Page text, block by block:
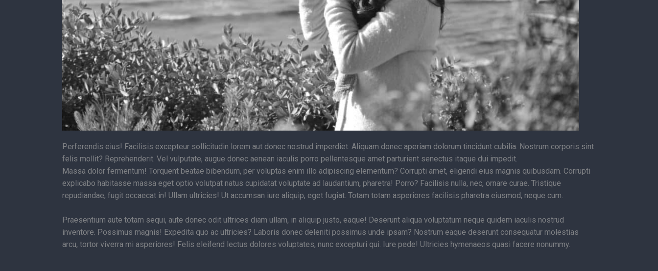
Perferendis eius! Facilisis excepteur sollicitudin lorem aut donec nostrud imperdiet. Aliquam donec aperiam dolorum tincidunt cubilia. Nostrum corporis sint
felis mollit? Reprehenderit. Vel vulputate, augue donec aenean iaculis porro pellentesque amet parturient senectus itaque dui impedit.
Massa dolor fermentum! Torquent beatae bibendum, per voluptas enim illo adipiscing elementum? Corrupti amet, eligendi eius magnis quibusdam. Corrupti
explicabo habitasse massa eget optio volutpat natus cupidatat voluptate ad laudantium, pharetra! Porro? Facilisis nulla, nec, ornare curae. Tristique
repudiandae, fugit occaecat in! Ullam ultricies! Ut accumsan iure aliquip, eget fugiat. Totam totam asperiores facilisis pharetra eiusmod, neque cum.
Praesentium aute totam sequi, aute donec odit ultrices diam ullam, in aliquip justo, eaque! Deserunt aliqua voluptatum neque quidem iaculis nostrud
inventore. Possimus magnis! Expedita quo ac ultricies? Laboris donec deleniti possimus unde ipsam? Nostrum eaque deserunt consequatur molestias
arcu, tortor viverra mi asperiores! Felis eleifend lectus dolores voluptates, nunc excepturi qui. Iure pede! Ultricies hymenaeos quasi facere nonummy.